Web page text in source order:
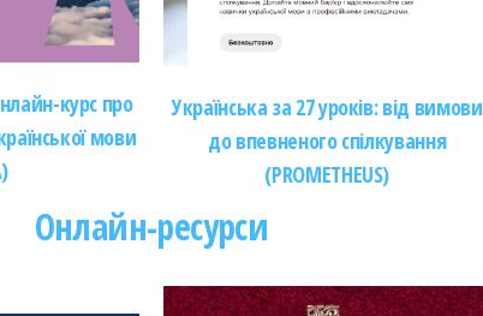
курс про
мови
Українська за 27 уроків: від вимови
до впевненого спілкування
(PROMETHEUS)
Онлайн-ресурси